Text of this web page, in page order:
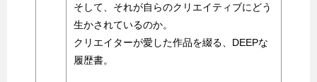
そして、それが自らのクリエイティブにどう
生かされているのか。
クリエイターが愛した作品を綴る、DEEPな
履歴書。